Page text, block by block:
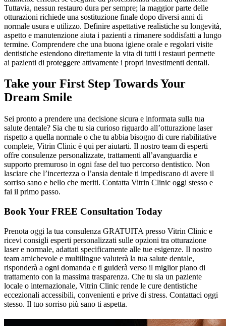
Tuttavia, nessun restauro dura per sempre; la maggior parte delle
otturazioni richiede una sostituzione finale dopo diversi anni di
normale usura e utilizzo. Definire aspettative realistiche su longevità,
aspetto e manutenzione aiuta i pazienti a rimanere soddisfatti a lungo
termine. Comprendere che una buona igiene orale e regolari visite
dentistiche estendono direttamente la vita di tutti i restauri permette
ai pazienti di proteggere attivamente i propri investimenti dentali.
Take your First Step Towards Your
Dream Smile
Sei pronto a prendere una decisione sicura e informata sulla tua
salute dentale? Sia che tu sia curioso riguardo all’otturazione laser
rispetto a quella normale o che tu abbia bisogno di cure riabilitative
complete, Vitrin Clinic è qui per aiutarti. Il nostro team di esperti
offre consulenze personalizzate, trattamenti all’avanguardia e
supporto premuroso in ogni fase del tuo percorso dentistico. Non
lasciare che l’incertezza o l’ansia dentale ti impediscano di avere il
sorriso sano e bello che meriti. Contatta Vitrin Clinic oggi stesso e
fai il primo passo.
Book Your FREE Consultation Today
Prenota oggi la tua consulenza GRATUITA presso Vitrin Clinic e
ricevi consigli esperti personalizzati sulle opzioni tra otturazione
laser e normale, adattati specificamente alle tue esigenze. Il nostro
team amichevole e multilingue valuterà la tua salute dentale,
risponderà a ogni domanda e ti guiderà verso il miglior piano di
trattamento con la massima trasparenza. Che tu sia un paziente
locale o internazionale, Vitrin Clinic rende le cure dentistiche
eccezionali accessibili, convenienti e prive di stress. Contattaci oggi
stesso. Il tuo sorriso più sano ti aspetta.